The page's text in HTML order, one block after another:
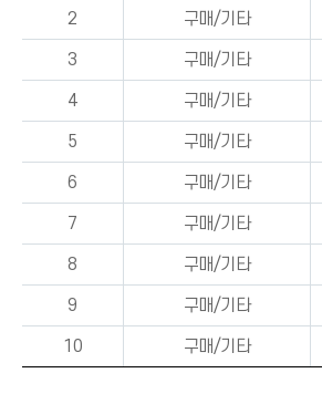
2 구매/기타
3 구매/기타
4 구매/기타
5 구매/기타
6 구매/기타
7 구매/기타
8 구매/기타
9 구매/기타
10 구매/기타